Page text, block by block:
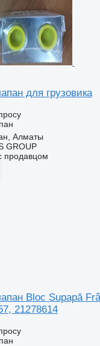
для грузовика
Алматы
GROUP
продавцом
Bloc Supapă
21278614